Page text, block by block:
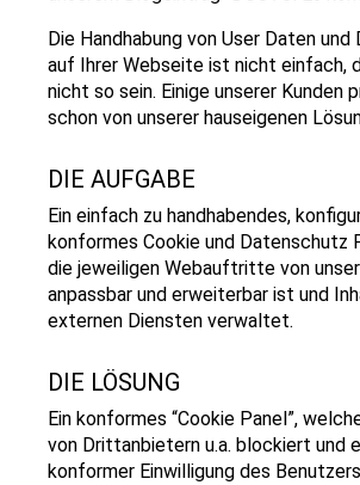
Die Handhabung von User Daten
auf Ihrer Webseite ist nicht einfach,
nicht so sein. Einige unserer Kunden
schon von unserer hauseigenen
DIE AUFGABE
Ein einfach zu handhabendes,
konformes Cookie und Datenschutz
die jeweiligen Webauftritte von
anpassbar und erweiterbar ist und
externen Diensten verwaltet.
DIE LÖSUNG
Ein konformes “Cookie Panel”,
von Drittanbietern u.a. blockiert und
konformer Einwilligung des